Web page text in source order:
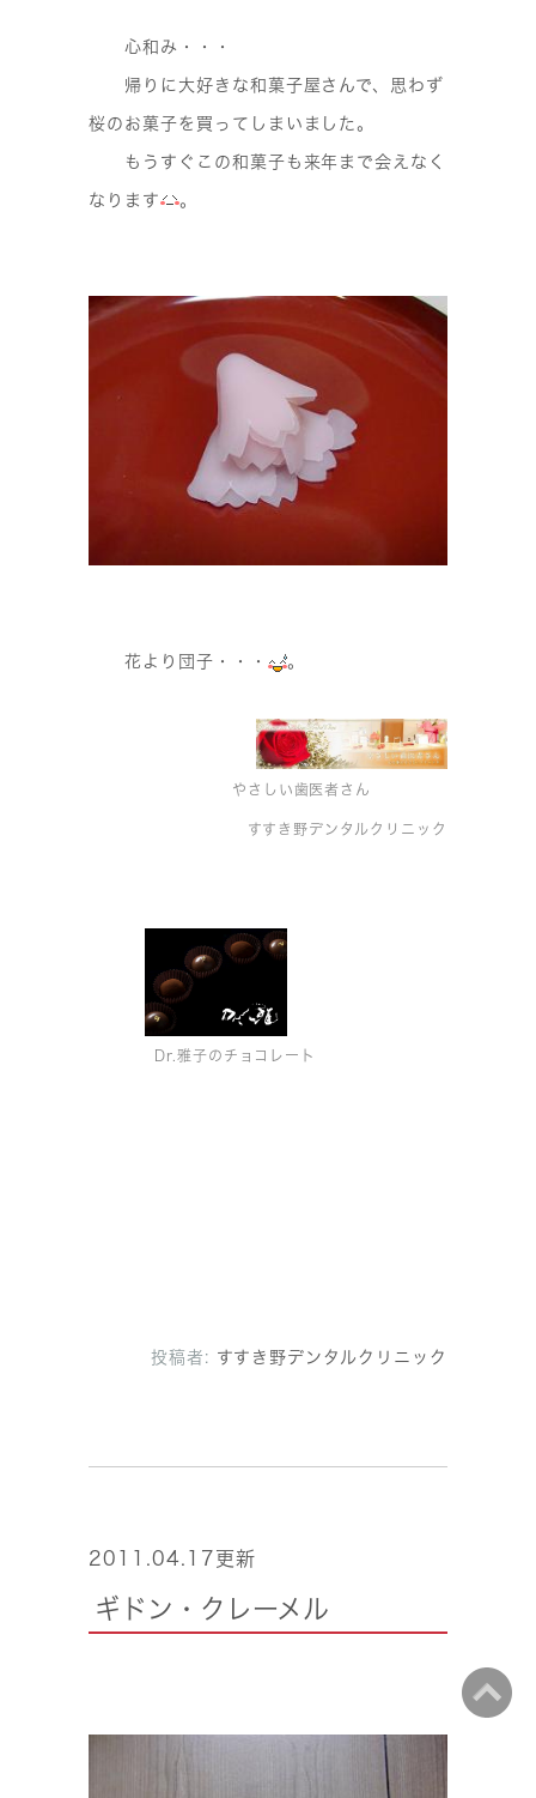
心和み・・・
帰りに大好きな和菓子屋さんで、思わず
桜のお菓子を買ってしまいました。
もうすぐこの和菓子も来年まで会えなく
なります 。
花より団子・・・ 。
やさしい歯医者さん
すすき野デンタルクリニック
Dr.雅子のチョコレート
投稿者: すすき野デンタルクリニック
2011.04.17更新
ギドン・クレーメル